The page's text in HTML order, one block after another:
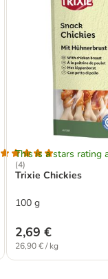
This is a stars rating
(4)
Trixie Chickies
100 g
2,69 €
26,90 € / kg